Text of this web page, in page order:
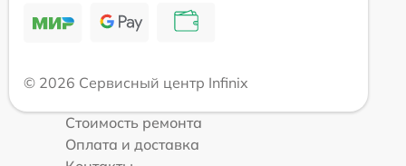
© 2026 Сервисный центр Infinix
Стоимость ремонта
Оплата и доставка